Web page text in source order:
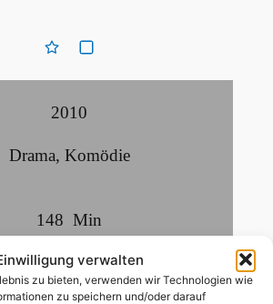
verwalten
zu bieten, verwenden wir Technologien wie
zu speichern und/oder darauf
2010
Drama, Komödie
148 Min
deutsch,französisch